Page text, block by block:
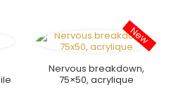
Nervous breakdown,
75×50, acrylique